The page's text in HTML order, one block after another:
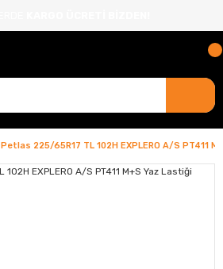
Petlas 225/65R17 TL 102H EXPLERO A/S PT411